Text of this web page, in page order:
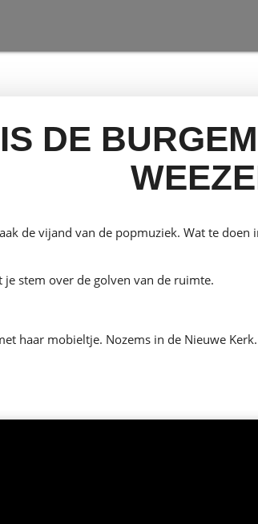
DE
de vijand van de popmuziek. Wat te
je stem over de golven van de ruimte.
haar mobieltje. Nozems in de Nieuwe